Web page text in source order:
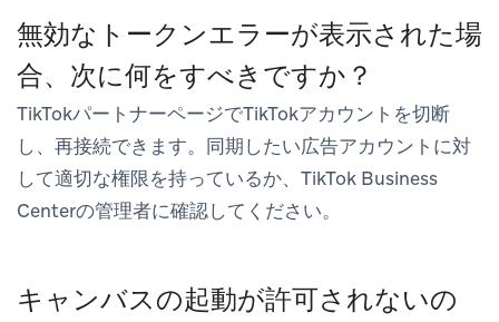
無効なトークンエラーが表示された場
合、次に何をすべきですか？
TikTokパートナーページでTikTokアカウントを切断
し、再接続できます。同期したい広告アカウントに対
して適切な権限を持っているか、TikTok Business
Centerの管理者に確認してください。
キャンバスの起動が許可されないの